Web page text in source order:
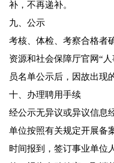
补，不再递补。
九、公示
考核、体检、考察合格者
资源和社会保障厅官网“
员名单公示后，因故出现
十、办理聘用手续
经公示无异议或异议信息
单位按照有关规定开展备
时间报到，签订事业单位